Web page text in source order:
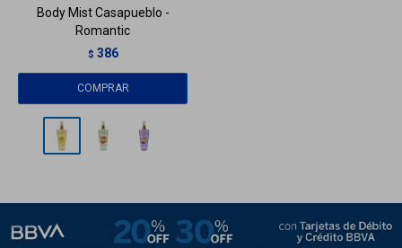
Body Mist Casapueblo -
Romantic
$ 386